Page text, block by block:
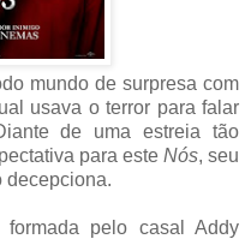
mundo de surpresa com
usava o terror para falar
de uma estreia tão
para este Nós, seu
decepciona.
pelo casal Addy